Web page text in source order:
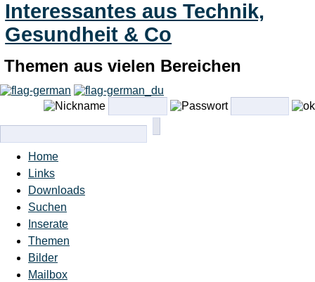
Interessantes aus Technik,
Gesundheit & Co
Themen aus vielen Bereichen
Home
Links
Downloads
Suchen
Inserate
Themen
Bilder
Mailbox